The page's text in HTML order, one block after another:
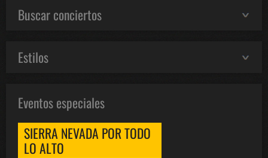
Buscar conciertos
Estilos
Eventos especiales
SIERRA NEVADA POR TODO
LO ALTO